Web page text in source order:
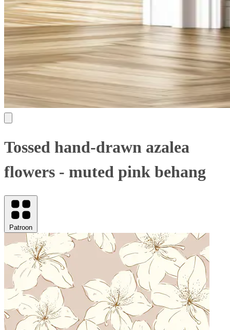
Tossed hand-drawn azalea
flowers - muted pink behang
Patroon